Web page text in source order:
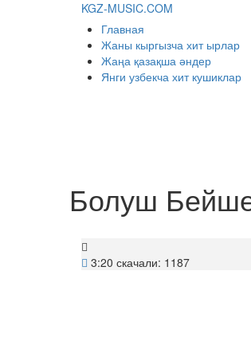
KGZ-MUSIC.COM
Главная
Жаны кыргызча хит ырлар
Жаңа қазақша әндер
Янги узбекча хит кушиклар
Болуш
3:20 скачали: 1187